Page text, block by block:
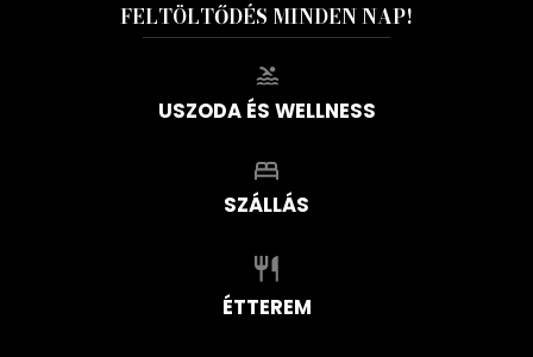
FELTÖLTŐDÉS MINDEN NAP!
USZODA ÉS WELLNESS
SZÁLLÁS
ÉTTEREM